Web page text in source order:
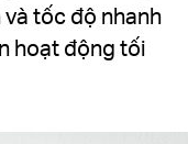
tốc độ nhanh
hoạt động tối